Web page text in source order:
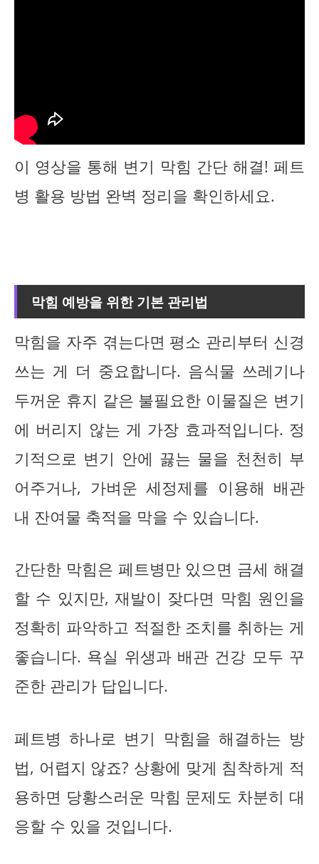
이 영상을 통해 변기 막힘 간단 해결! 페트
병 활용 방법 완벽 정리을 확인하세요.
막힘 예방을 위한 기본 관리법
막힘을 자주 겪는다면 평소 관리부터 신경
쓰는 게 더 중요합니다. 음식물 쓰레기나
두꺼운 휴지 같은 불필요한 이물질은 변기
에 버리지 않는 게 가장 효과적입니다. 정
기적으로 변기 안에 끓는 물을 천천히 부
어주거나, 가벼운 세정제를 이용해 배관
내 잔여물 축적을 막을 수 있습니다.
간단한 막힘은 페트병만 있으면 금세 해결
할 수 있지만, 재발이 잦다면 막힘 원인을
정확히 파악하고 적절한 조치를 취하는 게
좋습니다. 욕실 위생과 배관 건강 모두 꾸
준한 관리가 답입니다.
페트병 하나로 변기 막힘을 해결하는 방
법, 어렵지 않죠? 상황에 맞게 침착하게 적
용하면 당황스러운 막힘 문제도 차분히 대
응할 수 있을 것입니다.